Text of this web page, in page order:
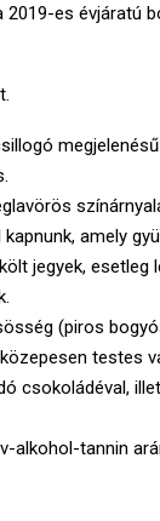
es évjáratú
amely
jegyek, esetleg
(piros
testes
csokoládéval,
alkohol-tannin